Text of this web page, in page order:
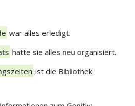
war alles erledigt.
hatte sie alles neu organisiert.
ist die Bibliothek